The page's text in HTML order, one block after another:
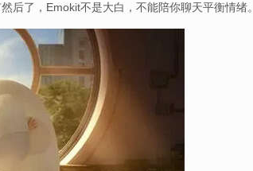
后了，Emokit不是大白，不能陪你聊天平衡情绪。